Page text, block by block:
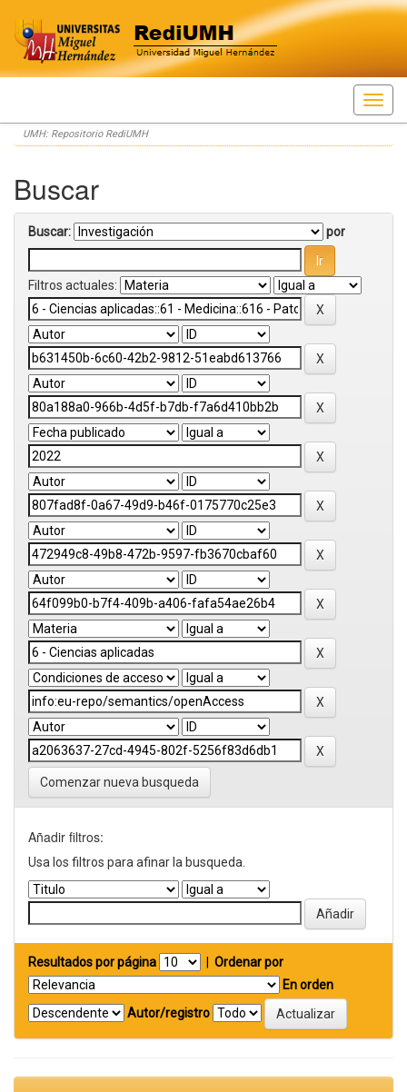
Skip
navigation
UMH: Repositorio RediUMH
Buscar
Buscar: por
Filtros actuales:
Comenzar nueva busqueda
Añadir filtros:
Usa los filtros para afinar la busqueda.
Resultados por página
Ordenar por
En orden
Autor/registro